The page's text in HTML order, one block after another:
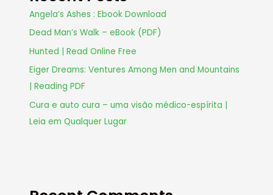
Angela’s Ashes : Ebook Download
Dead Man’s Walk – eBook (PDF)
Hunted | Read Online Free
Eiger Dreams: Ventures Among Men and Mountains
| Reading PDF
Cura e auto cura – uma visão médico-espírita |
Leia em Qualquer Lugar